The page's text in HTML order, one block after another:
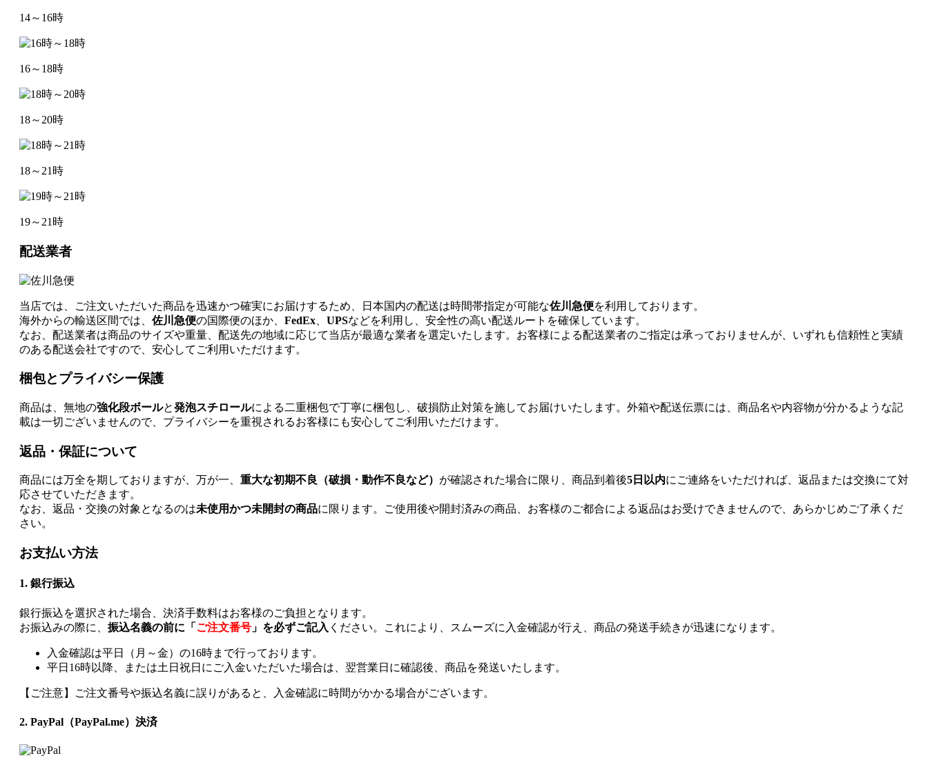
14～16時
16～18時
18～20時
18～21時
19～21時
配送業者
当店では、ご注文いただいた商品を迅速かつ確実にお届けするため、日本国内の配送は時間帯指定が可能な佐川急便を利用しております。
海外からの輸送区間では、 佐川急便の国際便のほか、 FedEx UPSなどを利用し、安全性の高い配送ルートを確保しています。
なお、配送業者は商品のサイズや重量、配送先の地域に応じて当店が最適な業者を選定いたします。お客様による配送業者のご指定は承っておりませんが、いずれも信頼性と実績
のある配送会社ですので、安心してご利用いただけます。
梱包とプライバシー保護
商品は、無地の強化段ボールと発泡スチロールによる二重梱包で丁寧に梱包し、破損防止対策を施してお届けいたします。外箱や配送伝票には、商品名や内容物が分かるような記
載は一切ございませんので、プライバシーを重視されるお客様にも安心してご利用いただけます。
返品・保証について
商品には万全を期しておりますが、万が一、 重大な初期不良（破損・動作不良など） が確認された場合に限り、商品到着後5日以内にご連絡をいただければ、返品または交換にて対
応させていただきます。
なお、返品・交換の対象となるのは未使用かつ未開封の商品に限ります。ご使用後や開封済みの商品、お客様のご都合による返品はお受けできませんので、あらかじめご了承くだ
さい。
お支払い方法
1. 銀行振込
銀行振込を選択された場合、決済手数料はお客様のご負担となります。
お振込みの際に、 振込名義の前に「 ご注文番号 」を必ずご記入 ください。これにより、スムーズに入金確認が行え、商品の発送手続きが迅速になります。
入金確認は平日（月～金）の16時まで行っております。
平日16時以降、または土日祝日にご入金いただいた場合は、翌営業日に確認後、商品を発送いたします。
【ご注意】ご注文番号や振込名義に誤りがあると、入金確認に時間がかかる場合がございます。
2. PayPal（PayPal.me）決済